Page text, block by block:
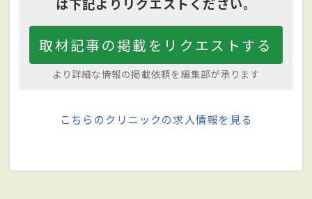
取材記事の掲載をリクエストする
より詳細な情報の掲載依頼を編集部が承ります
こちらのクリニックの求人情報を見る